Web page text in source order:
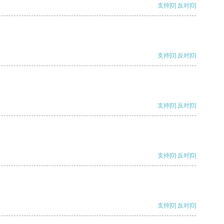
支持[0] 反对[0]
支持[0] 反对[0]
支持[0] 反对[0]
支持[0] 反对[0]
支持[0] 反对[0]